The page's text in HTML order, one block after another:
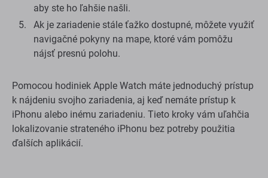
aby ste ho ľahšie našli.
Ak je zariadenie stále ťažko dostupné, môžete využiť
navigačné pokyny na mape, ktoré vám pomôžu
nájsť presnú polohu.
Pomocou hodiniek Apple Watch máte jednoduchý prístup
k nájdeniu svojho zariadenia, aj keď nemáte prístup k
iPhonu alebo inému zariadeniu. Tieto kroky vám uľahčia
lokalizovanie strateného iPhonu bez potreby použitia
ďalších aplikácií.